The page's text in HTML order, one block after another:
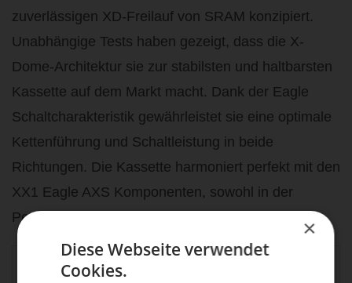
zuverlässigen XD-Freilauf von SRAM konzipiert.
Unabhängige Tests haben gezeigt, dass die X-
Dome-Architektur sie zur stabilsten und haltbarsten
Kassette auf dem Markt macht. Dank der Eagle
Schaltcharakteristik gewährleistet sie eine optimale
Kettenführung und Schaltleistung in beide
Richtungen. Die Kassette harmoniert perfekt mit den
XX1 Eagle AXS Komponenten, sowohl in der
Performance als auch im neuen Design.
SRAM, LLC,
×
Diese Webseite verwendet
Cookies.